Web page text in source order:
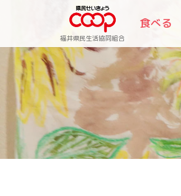
福井県民生活協同組合
食べる